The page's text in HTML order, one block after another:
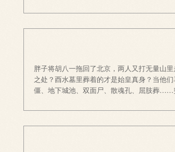
胖子将胡八一拖回了北京，两人又打无量山
之处？酉水墓里葬着的才是始皇真身？当他
僵、地下城池、双面尸、散魂孔、屈肢葬……